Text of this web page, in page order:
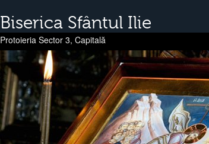
Biserica Sfântul Ilie
Protoieria Sector 3, Capitală